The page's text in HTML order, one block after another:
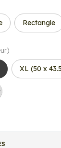
Rectangle
XL (50 x